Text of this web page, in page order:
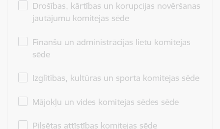
Drošības, kārtības un korupcijas novēršanas
jautājumu komitejas sēde
Finanšu un administrācijas lietu komitejas
sēde
Izglītības, kultūras un sporta komitejas sēde
Mājokļu un vides komitejas sēdes sēde
Pilsētas attīstības komitejas sēde